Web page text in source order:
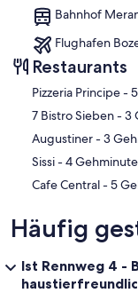
Bahnhof
Flughafen
Restaurants
‪7
‪Sissi - ‬4
‪Cafe
Häufig
Ist Rennweg 4 -